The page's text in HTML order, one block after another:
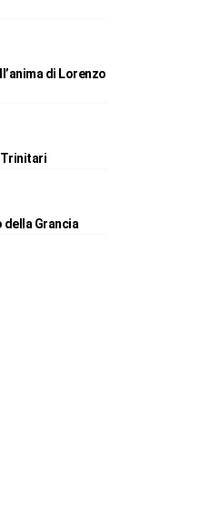
di Lorenzo
Trinitari
Grancia